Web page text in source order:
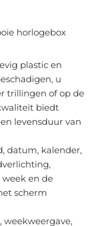
horlogebox
plastic en
u
trillingen of op de
biedt
levensduur van
datum, kalender,
en de
scherm